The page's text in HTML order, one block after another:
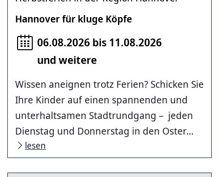
Hannover für kluge Köpfe
06.08.2026 bis 11.08.2026
und weitere
Wissen aneignen trotz Ferien? Schicken Sie
Ihre Kinder auf einen spannenden und
unterhaltsamen Stadtrundgang – jeden
Dienstag und Donnerstag in den Oster...
lesen